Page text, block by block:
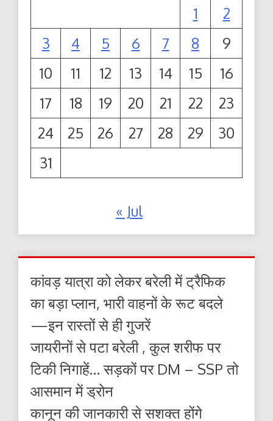
1
2
3
4 5 6 7 8
9
10
11 12 13 14 15
16
17
18 19 20 21 22
23
24
25 26 27 28 29
30
31
« Jul
कांवड़ यात्रा को लेकर बरेली में ट्रैफिक
का बड़ा प्लान, भारी वाहनों के रूट बदले
—इन रास्तों से ही गुजरें
जायरीनों से पटा बरेली , कुल शरीफ पर
टिकी निगाहें… सड़कों पर DM – SSP तो
आसमान में ड्रोन
कानून की जानकारी से सशक्त होंगे